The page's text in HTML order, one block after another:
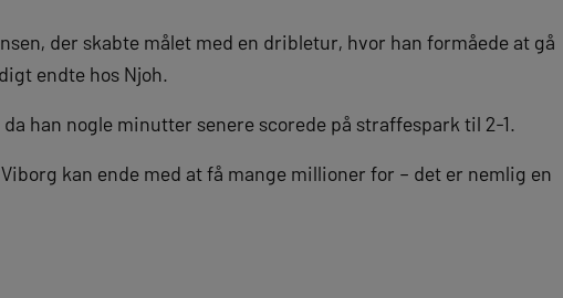
der skabte målet med en dribletur, hvor han formåede at gå
endte hos Njoh.
han nogle minutter senere scorede på straffespark til 2-1.
kan ende med at få mange millioner for – det er nemlig en